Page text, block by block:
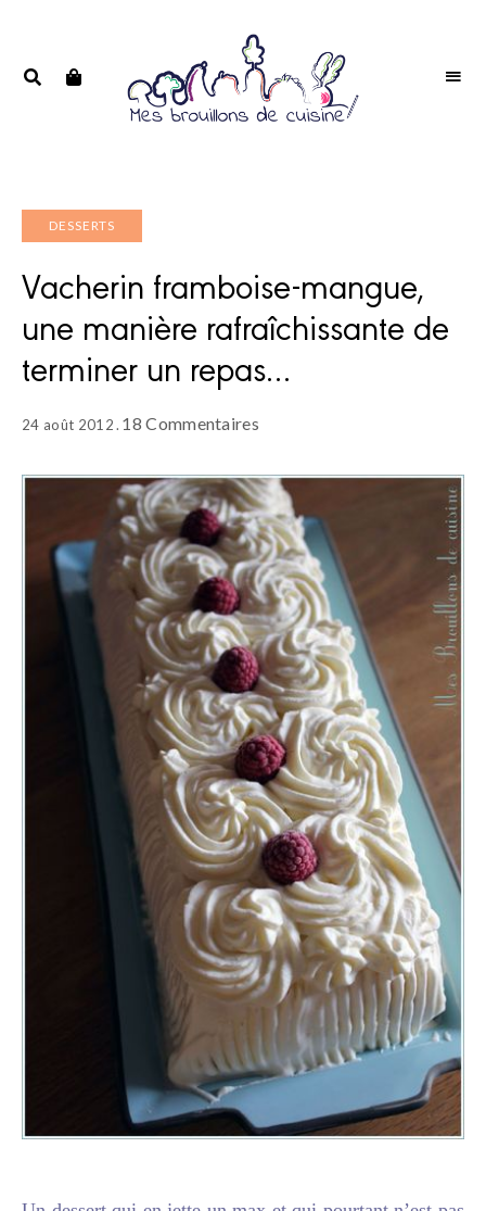
DESSERTS
Vacherin framboise-mangue,
une manière rafraîchissante de
terminer un repas…
24 août 2012 18 Commentaires